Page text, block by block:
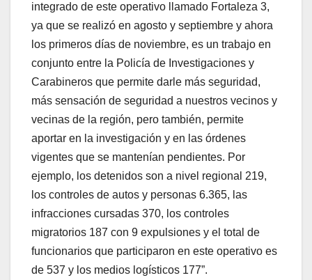
integrado de este operativo llamado Fortaleza 3,
ya que se realizó en agosto y septiembre y ahora
los primeros días de noviembre, es un trabajo en
conjunto entre la Policía de Investigaciones y
Carabineros que permite darle más seguridad,
más sensación de seguridad a nuestros vecinos y
vecinas de la región, pero también, permite
aportar en la investigación y en las órdenes
vigentes que se mantenían pendientes. Por
ejemplo, los detenidos son a nivel regional 219,
los controles de autos y personas 6.365, las
infracciones cursadas 370, los controles
migratorios 187 con 9 expulsiones y el total de
funcionarios que participaron en este operativo es
de 537 y los medios logísticos 177”.